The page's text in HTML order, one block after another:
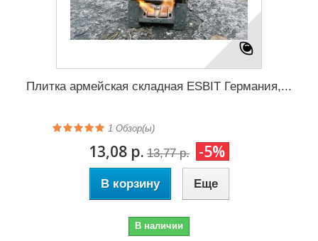
Плитка армейская складная ESBIT Германия,...
1 Обзор(ы)
13,08 р. 13,77 р. -5%
В корзину Еще
В наличии